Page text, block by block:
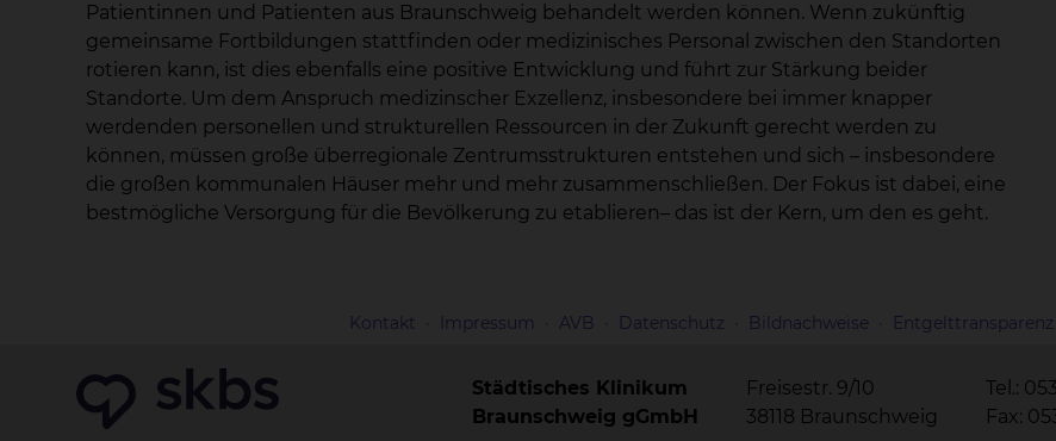
Patientinnen und Patienten aus Braunschweig behandelt werden können. Wenn zukünftig
gemeinsame Fortbildungen stattfinden oder medizinisches Personal zwischen den Standorten
rotieren kann, ist dies ebenfalls eine positive Entwicklung und führt zur Stärkung beider
Standorte. Um dem Anspruch medizinscher Exzellenz, insbesondere bei immer knapper
werdenden personellen und strukturellen Ressourcen in der Zukunft gerecht werden zu
können, müssen große überregionale Zentrumsstrukturen entstehen und sich – insbesondere
die großen kommunalen Häuser mehr und mehr zusammenschließen. Der Fokus ist dabei, eine
bestmögliche Versorgung für die Bevölkerung zu etablieren– das ist der Kern, um den es geht.
Kontakt Impressum AVB Datenschutz Bildnachweise Entgelttransparenz
Städtisches Klinikum
Braunschweig gGmbH
Freisestr. 9/10
38118 Braunschweig
Tel.:
Fax: